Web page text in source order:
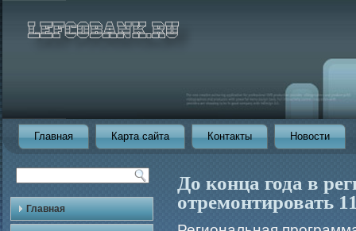
Главная Карта сайта Контакты Новости
Главная
До конца года в
отремонтировать